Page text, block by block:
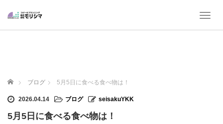
T
ホーム ブログ 5月5日に食べる食べ物は！
2026.04.14 ブログ seisakuYKK
5月5日に食べる食べ物は！